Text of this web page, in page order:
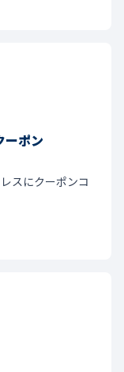
ーポン
スにクーポンコ